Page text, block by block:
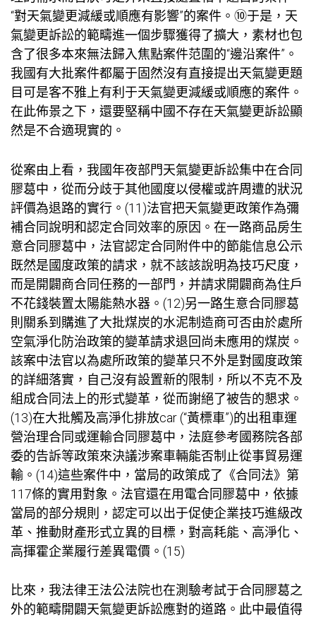
“對天氣變更減緩或順應有影響”的案件。⑩于是，天
氣變更訴訟的範疇進一個步驟獲得了擴大，素材也包
含了很多本來無法歸入焦點案件范圍的“邊沿案件”。
我國有大批案件都屬于固然沒有直接提出天氣變更題
目可是客不雅上有利于天氣變更減緩或順應的案件。
在此佈景之下，還要堅稱中國不存在天氣變更訴訟顯
然是不合適現實的。
從案由上看，我國年夜部門天氣變更訴訟集中在合同
膠葛中，從而分歧于其他國度以侵權或許周遭的狀況
評價為退路的實行。(11)法官把天氣變更政策作為彌
補合同說明和認定合同效率的原因。在一路商品房生
意合同膠葛中，法官認定合同附件中的節能信息公示
既然是國度政策的請求，就不該該說明為技巧尺度，
而是開闢商合同任務的一部門，并請求開闢商為住戶
不花錢裝置太陽能熱水器。(12)另一路生意合同膠葛
則關系到購進了大批煤炭的水泥制造商可否由於處所
空氣淨化防治政策的變革請求退回尚未應用的煤炭。
該案中法官以為處所政策的變革只不外是對國度政策
的詳細落實，自己沒有設置新的限制，所以不克不及
組成合同法上的形式變革，從而謝絕了被告的懇求。
(13)在大批觸及高淨化排放car (“黃標車”)的出租車運
營治理合同或運輸合同膠葛中，法庭參考國務院各部
委的告訴等政策來決議涉案車輛能否制止從事貿易運
輸。(14)這些案件中，當局的政策成了《合同法》第
117條的實用對象。法官還在用電合同膠葛中，依據
當局的部分規則，認定可以出于促使企業技巧進級改
革、推動財產形式立異的目標，對高耗能、高淨化、
高揮霍企業履行差異電價。(15)
比來，我法律王法公法院也在測驗考試于合同膠葛之
外的範疇開闢天氣變更訴訟應對的道路。此中最值得